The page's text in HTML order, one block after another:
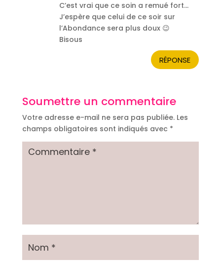
C’est vrai que ce soin a remué fort…
J’espère que celui de ce soir sur
l’Abondance sera plus doux 😉
Bisous
RÉPONSE
Soumettre un commentaire
Votre adresse e-mail ne sera pas publiée. Les
champs obligatoires sont indiqués avec *